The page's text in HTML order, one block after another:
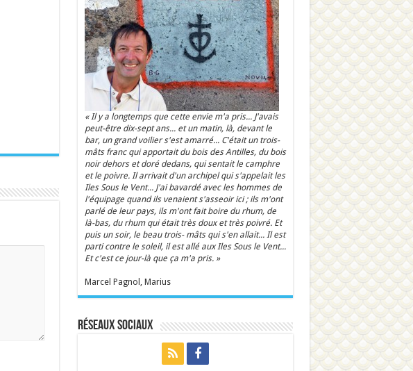
« Il y a longtemps que cette envie m'a pris... J'avais
peut-être dix-sept ans... et un matin, là, devant le
bar, un grand voilier s'est amarré... C'était un trois-
mâts franc qui apportait du bois des Antilles, du bois
noir dehors et doré dedans, qui sentait le camphre
et le poivre. Il arrivait d'un archipel qui s'appelait les
Iles Sous le Vent... J'ai bavardé avec les hommes de
l'équipage quand ils venaient s'asseoir ici ; ils m'ont
parlé de leur pays, ils m'ont fait boire du rhum, de
là-bas, du rhum qui était très doux et très poivré. Et
puis un soir, le beau trois- mâts qui s'en allait... Il est
parti contre le soleil, il est allé aux Iles Sous le Vent...
Et c'est ce jour-là que ça m'a pris. »
Marcel Pagnol, Marius
Réseaux sociaux